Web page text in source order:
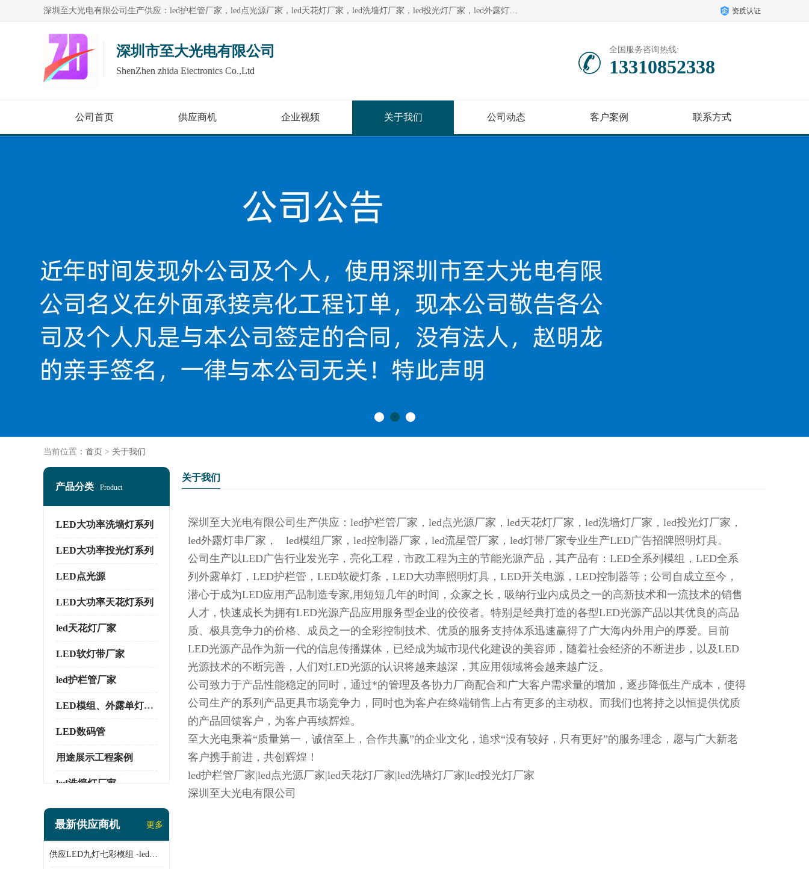
深圳至大光电有限公司生产供应：led护栏管厂家，led点光源厂家，led天花灯厂家，led洗墙灯厂家，led投光灯厂家，led外露灯串厂家， led模组厂家，led控制器厂家，led流星管厂家，led灯带厂家专业生产LED广告招牌照明灯具。 资质认证
深圳市至大光电有限公司
ShenZhen zhida Eiectronics Co.,Ltd
全国服务咨询热线:
13310852338
公司首页 供应商机 企业视频 关于我们 公司动态 客户案例 联系方式
当前位置： 首页 > 关于我们
产品分类 Product
LED大功率洗墙灯系列
LED大功率投光灯系列
LED点光源
LED大功率天花灯系列
led天花灯厂家
LED软灯带厂家
led护栏管厂家
LED模组、外露单灯系列
LED数码管
用途展示工程案例
led洗墙灯厂家
led投光灯厂家
LED流星管系列
最新供应商机 更多
供应LED九灯七彩模组 -led护栏管厂家 913
关于我们
深圳至大光电有限公司生产供应： led护栏管厂家，led点光源厂家，led天花灯厂家，led洗墙灯厂家，led投光灯厂家，
led外露灯串厂家， led模组厂家，led控制器厂家，led流星管厂家，led灯带厂家专业生产LED广告招牌照明灯具。
公司生产以LED广告行业发光字，亮化工程，市政工程为主的节能光源产品，其产品有：LED全系列模组，LED全系
列外露单灯，LED护栏管，LED软硬灯条，LED大功率照明灯具，LED开关电源，LED控制器等；公司自成立至今，
潜心于成为LED应用产品制造专家,用短短几年的时间，众家之长，吸纳行业内成员之一的高新技术和一流技术的销售
人才，快速成长为拥有LED光源产品应用服务型企业的佼佼者。特别是经典打造的各型LED光源产品以其优良的高品
质、极具竞争力的价格、成员之一的全彩控制技术、优质的服务支持体系迅速赢得了广大海内外用户的厚爱。目前
LED光源产品作为新一代的信息传播媒体，已经成为城市现代化建设的美容师，随着社会经济的不断进步，以及LED
光源技术的不断完善，人们对LED光源的认识将越来越深，其应用领域将会越来越广泛。
公司致力于产品性能稳定的同时，通过*的管理及各协力厂商配合和广大客户需求量的增加，逐步降低生产成本，使得
公司生产的系列产品更具市场竞争力，同时也为客户在终端销售上占有更多的主动权。而我们也将持之以恒提供优质
的产品回馈客户，为客户再续辉煌。
至大光电秉着“质量第一，诚信至上，合作共赢”的企业文化，追求“没有较好，只有更好”的服务理念，愿与广大新老
客户携手前进，共创辉煌！
led护栏管厂家|led点光源厂家|led天花灯厂家|led洗墙灯厂家|led投光灯厂家
深圳至大光电有限公司